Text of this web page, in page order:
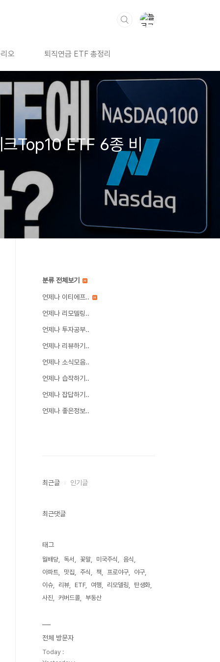
오 퇴직연금 ETF 총정리
Top10 ETF 6종 비
분류 전체보기
언제나 이티에프..
언제나 리모델링..
언제나 투자공부..
언제나 리뷰하기..
언제나 소식모음..
언제나 습작하기..
언제나 잡답하기..
언제나 좋은정보..
최근글 인기글
최근댓글
태그
월배당 독서 꽃말 미국주식
음식
아파트
맛집 주식 책 프로야구
야구
이슈
리뷰 ETF 여행 리모델링
탄생화
사진
커버드콜 부동산
전체 방문자
Today :